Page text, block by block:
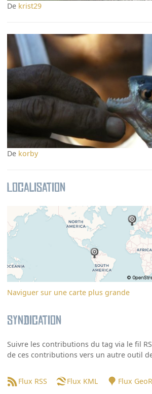
De krist29
De korby
Localisation
Naviguer sur une carte plus grande
Syndication
Suivre les contributions du tag via le fil
de ces contributions vers un autre outil
Flux RSS Flux KML Flux